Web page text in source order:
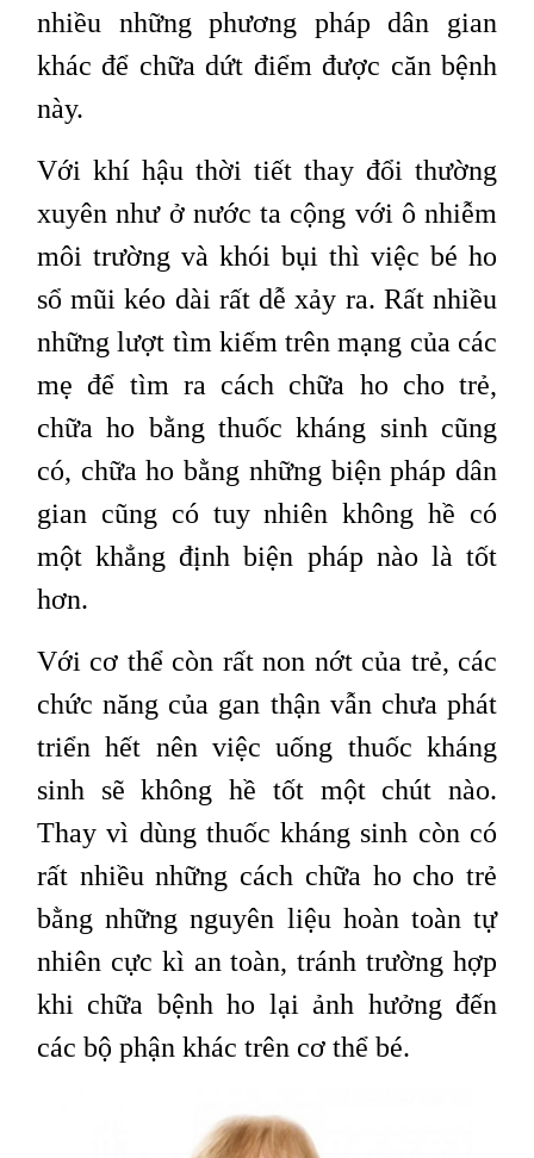
nhiều những phương pháp dân gian
khác để chữa dứt điểm được căn bệnh
này.
Với khí hậu thời tiết thay đổi thường
xuyên như ở nước ta cộng với ô nhiễm
môi trường và khói bụi thì việc bé ho
sổ mũi kéo dài rất dễ xảy ra. Rất nhiều
những lượt tìm kiếm trên mạng của các
mẹ để tìm ra cách chữa ho cho trẻ,
chữa ho bằng thuốc kháng sinh cũng
có, chữa ho bằng những biện pháp dân
gian cũng có tuy nhiên không hề có
một khẳng định biện pháp nào là tốt
hơn.
Với cơ thể còn rất non nớt của trẻ, các
chức năng của gan thận vẫn chưa phát
triển hết nên việc uống thuốc kháng
sinh sẽ không hề tốt một chút nào.
Thay vì dùng thuốc kháng sinh còn có
rất nhiều những cách chữa ho cho trẻ
bằng những nguyên liệu hoàn toàn tự
nhiên cực kì an toàn, tránh trường hợp
khi chữa bệnh ho lại ảnh hưởng đến
các bộ phận khác trên cơ thể bé.